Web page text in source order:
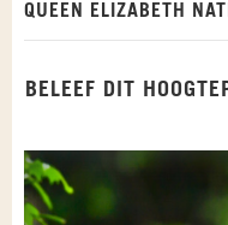
QUEEN ELIZABETH
BELEEF DIT